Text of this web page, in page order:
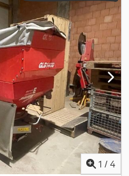
1 / 4